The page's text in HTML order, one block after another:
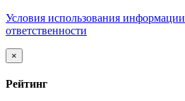
Условия использования информации
ответственности
×
Рейтинг